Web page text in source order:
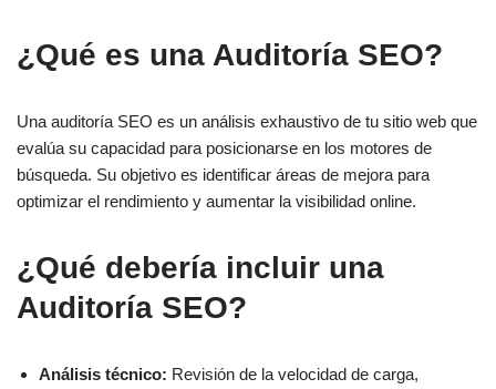
¿Qué es una Auditoría SEO?
Una auditoría SEO es un análisis exhaustivo de tu sitio web que
evalúa su capacidad para posicionarse en los motores de
búsqueda. Su objetivo es identificar áreas de mejora para
optimizar el rendimiento y aumentar la visibilidad online.
¿Qué debería incluir una
Auditoría SEO?
Análisis técnico: Revisión de la velocidad de carga,